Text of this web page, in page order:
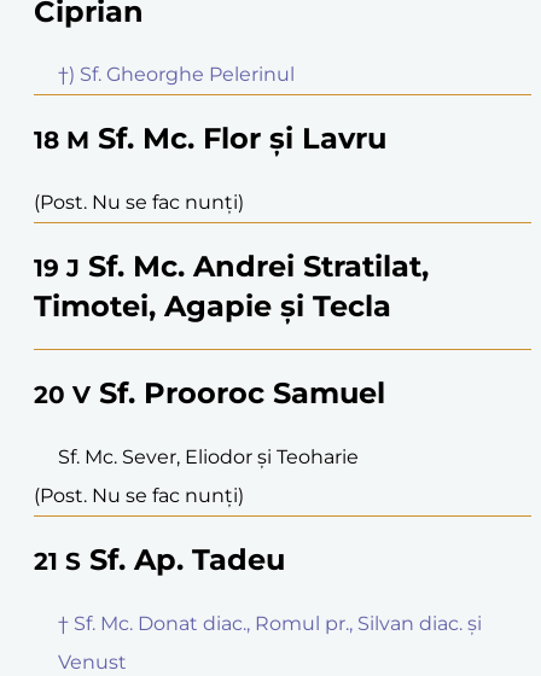
Ciprian
†) Sf. Gheorghe Pelerinul
18 M Sf. Mc. Flor și Lavru
(Post. Nu se fac nunți)
19 J Sf. Mc. Andrei Stratilat,
Timotei, Agapie și Tecla
20 V Sf. Prooroc Samuel
Sf. Mc. Sever, Eliodor și Teoharie
(Post. Nu se fac nunți)
21 S Sf. Ap. Tadeu
† Sf. Mc. Donat diac., Romul pr., Silvan diac. și
Venust